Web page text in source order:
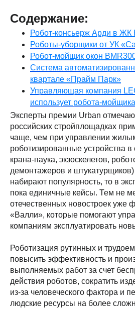
Содержание:
Робот-консьерж Арди в ЖК
Роботы-уборщики от УК
Робот-мойщик окон
Система
квартале «Прайм Парк»
Управляющая компания
использует робота-мойщика
Эксперты премии Urban
российских стройплощадках
чаще, чем при управлении
роботизированные устройства в
крана-паука, экзоскелетов,
демонтажеров и
набирают популярность, то в
пока единичные кейсы. Тем не
отечественных новостроек уже
«Валли», которые помогают
компаниям эксплуатировать
Роботизация рутинных и
повысить эффективность и
выполняемых работ за счет
действия роботов, сократить
из-за человеческого фактора и
людские ресурсы на более